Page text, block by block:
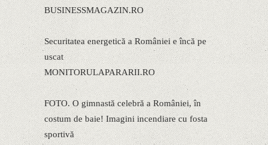
BUSINESSMAGAZIN.RO
Securitatea energetică a României e încă pe
uscat
MONITORULAPARARII.RO
FOTO. O gimnastă celebră a României, în
costum de baie! Imagini incendiare cu fosta
sportivă